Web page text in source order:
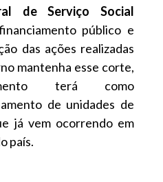
de Serviço Social
público e
das ações realizadas
mantenha esse corte,
terá como
de unidades de
já vem ocorrendo em
país.